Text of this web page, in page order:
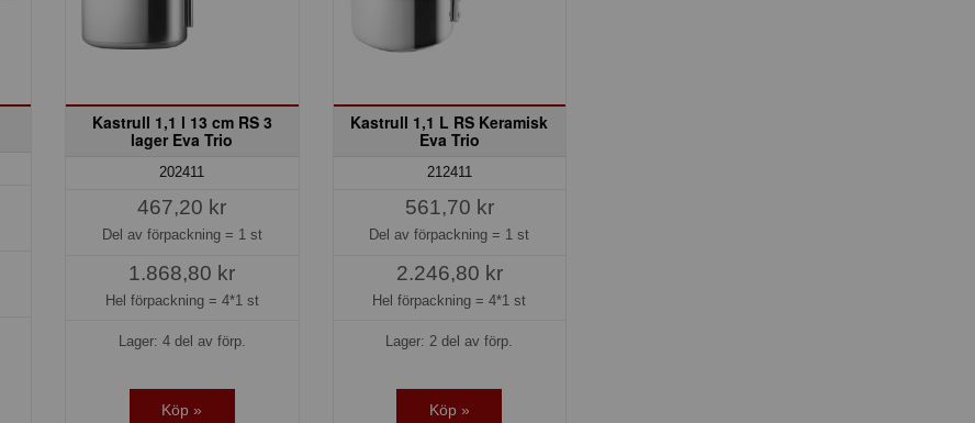
Kastrull 1,1 l 13 cm RS 3
lager Eva Trio
202411
467,20 kr
Del av förpackning = 1 st
1.868,80 kr
Hel förpackning = 4*1 st
Lager: 4 del av förp.
Köp »
Kastrull 1,1 L RS Keramisk
Eva Trio
212411
561,70 kr
Del av förpackning = 1 st
2.246,80 kr
Hel förpackning =4*1 st
Lager: 2 del av förp.
Köp »